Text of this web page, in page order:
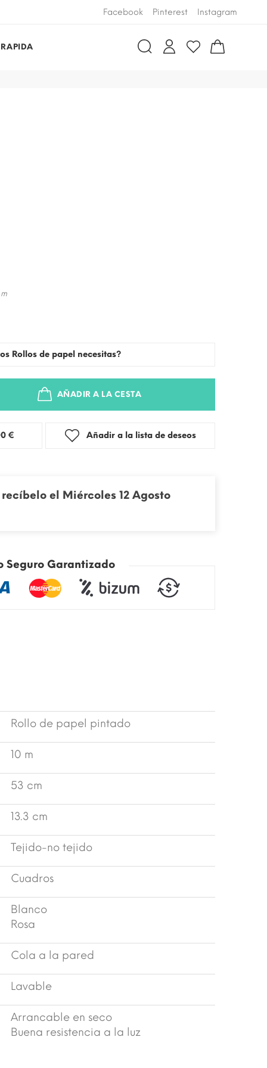
Facebook Pinterest Instagram
Rollos de papel necesitas?
AÑADIR A LA CESTA
3,00 € Añadir a la lista de deseos
el Miércoles 12 Agosto
Seguro Garantizado
Rollo de papel pintado
10 m
53 cm
13.3 cm
Tejido-no tejido
Cuadros
Blanco
Rosa
Cola a la pared
Lavable
Arrancable en seco
Buena resistencia a la luz